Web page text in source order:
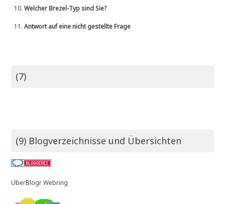
10.Welcher Brezel-Typ sind Sie?
11.Antwort auf eine nicht gestellte Frage
(7)
(9) Blogverzeichnisse und Übersichten
UberBlogr Webring